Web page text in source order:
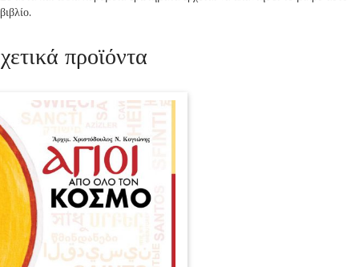
βιβλίο.
προϊόντα